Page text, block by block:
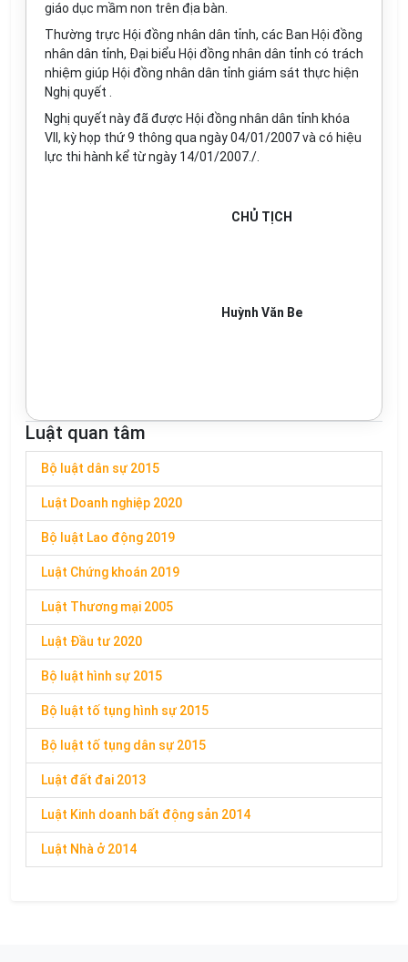
giáo dục mầm non trên địa bàn.
Thường trực Hội đồng nhân dân tỉnh, các Ban Hội đồng
nhân dân tỉnh, Đại biểu Hội đồng nhân dân tỉnh có trách
nhiệm giúp Hội đồng nhân dân tỉnh giám sát thực hiện
Nghị quyết .
Nghị quyết này đã được Hội đồng nhân dân tỉnh khóa
VII, kỳ họp thứ 9 thông qua ngày 04/01/2007 và có hiệu
lực thi hành kể từ ngày 14/01/2007./.
CHỦ TỊCH
Huỳnh Văn Be
Luật quan tâm
Bộ luật dân sự 2015
Luật Doanh nghiệp 2020
Bộ luật Lao động 2019
Luật Chứng khoán 2019
Luật Thương mại 2005
Luật Đầu tư 2020
Bộ luật hình sự 2015
Bộ luật tố tụng hình sự 2015
Bộ luật tố tụng dân sự 2015
Luật đất đai 2013
Luật Kinh doanh bất động sản 2014
Luật Nhà ở 2014